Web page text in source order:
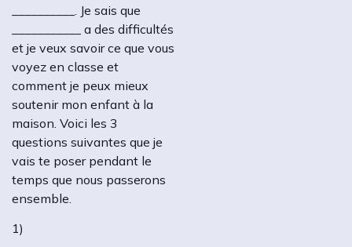
__________. Je sais que
___________ a des difficultés
et je veux savoir ce que vous
voyez en classe et
comment je peux mieux
soutenir mon enfant à la
maison. Voici les 3
questions suivantes que je
vais te poser pendant le
temps que nous passerons
ensemble.
1)